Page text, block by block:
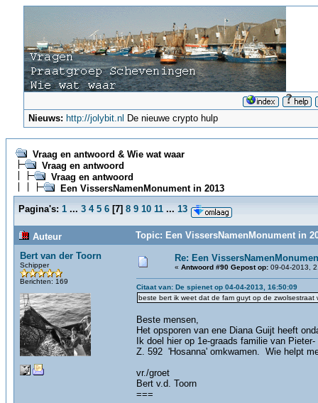
Nieuws: http://jolybit.nl De nieuwe crypto hulp
Vraag en antwoord & Wie wat waar
Vraag en antwoord
Vraag en antwoord
Een VissersNamenMonument in 2013
Pagina's: 1 ... 3 4 5 6 [7] 8 9 10 11 ... 13
Auteur
Topic: Een VissersNamenMonument in
Bert van der Toorn
Schipper
Berichten: 169
Re: Een
« Antwoord #90 Gepost op: 09-04-2013,
Citaat van: De spienet op 04-04-2013, 16:50:09
beste bert ik weet dat de fam guyt op de
Beste mensen,
Het opsporen van ene Diana Guijt heeft
Ik doel hier op 1e-graads familie van
Z. 592 'Hosanna' omkwamen. Wie helpt
vr./groet
Bert v.d. Toorn
===